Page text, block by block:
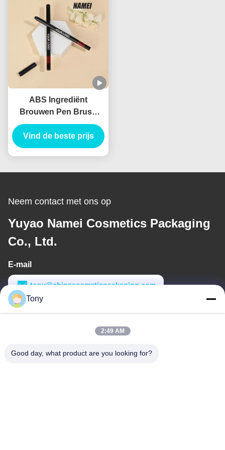
ABS Ingrediënt
Brouwen Pen Brush
Applicator voor
professionele resultaten
Vind de beste prijs
Neem contact met ons op
Yuyao Namei Cosmetics Packaging
Co., Ltd.
E-mail
tony@chinacosmeticpackaging.com
Werktijd
Tony
2:49 AM
Good day, what product are you looking for?